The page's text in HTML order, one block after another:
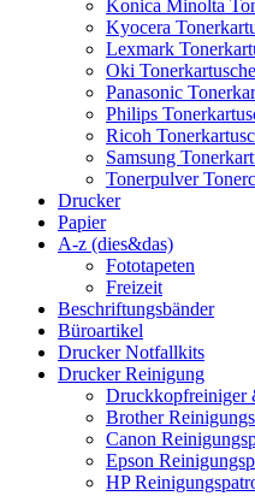
Konica Minolta
Kyocera
Lexmark
Oki
Panasonic
Philips
Ricoh
Samsung
Tonerpulver
Drucker
Papier
A-z (dies&das)
Fototapeten
Freizeit
Beschriftungsbänder
Büroartikel
Drucker Notfallkits
Drucker Reinigung
Druckkopfreiniger
Brother
Canon
Epson
HP